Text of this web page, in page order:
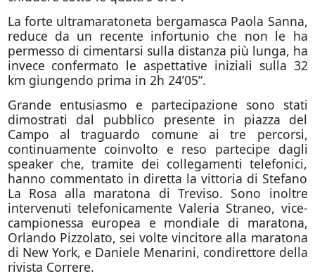
La forte ultramaratoneta bergamasca Paola Sanna,
reduce da un recente infortunio che non le ha
permesso di cimentarsi sulla distanza più lunga, ha
invece confermato le aspettative iniziali sulla 32
km giungendo prima in 2h 24’05”.
Grande entusiasmo e partecipazione sono stati
dimostrati dal pubblico presente in piazza del
Campo al traguardo comune ai tre percorsi,
continuamente coinvolto e reso partecipe dagli
speaker che, tramite dei collegamenti telefonici,
hanno commentato in diretta la vittoria di Stefano
La Rosa alla maratona di Treviso. Sono inoltre
intervenuti telefonicamente Valeria Straneo, vice-
campionessa europea e mondiale di maratona,
Orlando Pizzolato, sei volte vincitore alla maratona
di New York, e Daniele Menarini, condirettore della
rivista Correre.